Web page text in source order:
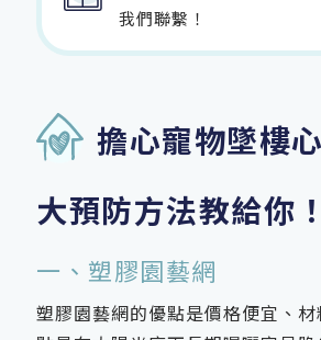
我們聯繫！
擔心寵物墜樓
大預防方法教給你！
一、塑膠園藝網
塑膠園藝網的優點是價格便宜、